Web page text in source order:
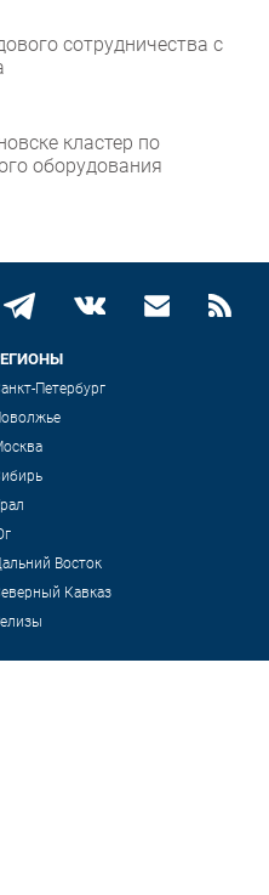
сотрудничества с
кластер по
оборудования
Петербург
Восток
Кавказ